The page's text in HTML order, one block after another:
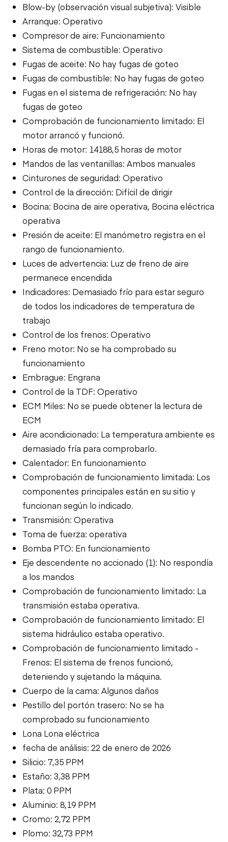
Blow-by (observación visual subjetiva): Visible
Arranque: Operativo
Compresor de aire: Funcionamiento
Sistema de combustible: Operativo
Fugas de aceite: No hay fugas de goteo
Fugas de combustible: No hay fugas de goteo
Fugas en el sistema de refrigeración: No hay
fugas de goteo
Comprobación de funcionamiento limitado: El
motor arrancó y funcionó.
Horas de motor: 14188,5 horas de motor
Mandos de las ventanillas: Ambos manuales
Cinturones de seguridad: Operativo
Control de la dirección: Difícil de dirigir
Bocina: Bocina de aire operativa, Bocina eléctrica
operativa
Presión de aceite: El manómetro registra en el
rango de funcionamiento.
Luces de advertencia: Luz de freno de aire
permanece encendida
Indicadores: Demasiado frío para estar seguro
de todos los indicadores de temperatura de
trabajo
Control de los frenos: Operativo
Freno motor: No se ha comprobado su
funcionamiento
Embrague: Engrana
Control de la TDF: Operativo
ECM Miles: No se puede obtener la lectura de
ECM
Aire acondicionado: La temperatura ambiente es
demasiado fría para comprobarlo.
Calentador: En funcionamiento
Comprobación de funcionamiento limitada: Los
componentes principales están en su sitio y
funcionan según lo indicado.
Transmisión: Operativa
Toma de fuerza: operativa
Bomba PTO: En funcionamiento
Eje descendente no accionado (1): No respondía
a los mandos
Comprobación de funcionamiento limitado: La
transmisión estaba operativa.
Comprobación de funcionamiento limitado: El
sistema hidráulico estaba operativo.
Comprobación de funcionamiento limitado -
Frenos: El sistema de frenos funcionó,
deteniendo y sujetando la máquina.
Cuerpo de la cama: Algunos daños
Pestillo del portón trasero: No se ha
comprobado su funcionamiento
Lona Lona eléctrica
fecha de análisis: 22 de enero de 2026
Silicio: 7,35 PPM
Estaño: 3,38 PPM
Plata: 0 PPM
Aluminio: 8,19 PPM
Cromo: 2,72 PPM
Plomo: 32,73 PPM